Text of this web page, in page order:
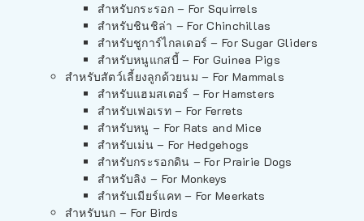
สำหรับกระรอก – For Squirrels
สำหรับชินชิล่า – For Chinchillas
สำหรับชูการ์ไกลเดอร์ – For Sugar Gliders
สำหรับหนูแกสบี้ – For Guinea Pigs
สำหรับสัตว์เลี้ยงลูกด้วยนม – For Mammals
สำหรับแฮมสเตอร์ – For Hamsters
สำหรับเฟอเรท – For Ferrets
สำหรับหนู – For Rats and Mice
สำหรับเม่น – For Hedgehogs
สำหรับกระรอกดิน – For Prairie Dogs
สำหรับลิง – For Monkeys
สำหรับเมียร์แคท – For Meerkats
สำหรับนก – For Birds